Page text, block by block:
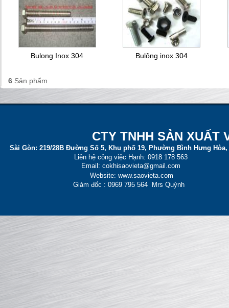
Bulong Inox 304 Bulông inox 304
6 Sản phẩm
CTY TNHH SẢN XUẤT
Sài Gòn: 219/28B Đường Số 5, Khu phố 19, Phường Bình Hưng Hòa,
Liên hệ công việc Hạnh: 0918 178 563
Email: cokhisaovieta@gmail.com
Website: www.saovieta.com
Giám đốc : 0969 795 564 Mrs Quỳnh